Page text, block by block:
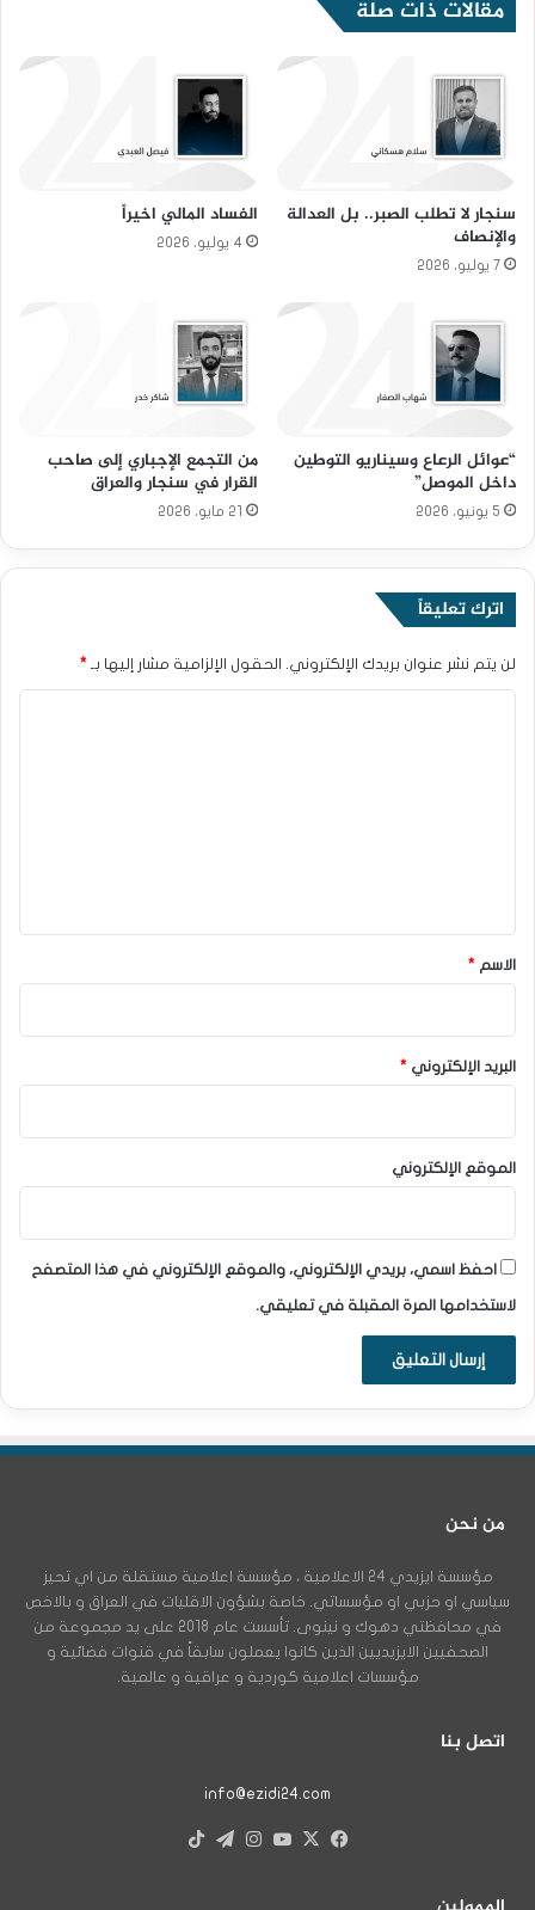
مقالات ذات صلة
سنجار لا تطلب الصبر.. بل العدالة
والإنصاف
7 يوليو، 2026
الفساد المالي اخيراً
4 يوليو، 2026
“عوائل الرعاع وسيناريو التوطين
داخل الموصل”
5 يونيو، 2026
من التجمع الإجباري إلى صاحب
القرار في سنجار والعراق
21 مايو، 2026
اترك تعليقاً
لن يتم نشر عنوان بريدك الإلكتروني. الحقول الإلزامية مشار إليها بـ *
*الاسم *
البريد الإلكتروني *
الموقع الإلكتروني
احفظ اسمي، بريدي الإلكتروني، والموقع الإلكتروني في هذا المتصفح
لاستخدامها المرة المقبلة في تعليقي.
من نحن
مؤسسة ايزيدي 24 الاعلامية ، مؤسسة اعلامية مستقلة من اي تحيز
سياسي او حزبي او مؤسساتي. خاصة بشؤون الاقليات في العراق و بالاخص
في محافظتي دهوك و نينوى. تأسست عام 2018 على يد مجموعة من
الصحفيين الايزيديين الذين كانوا يعملون سابقاً في قنوات فضائية و
مؤسسات اعلامية كوردية و عراقية و عالمية.
اتصل بنا
info@ezidi24.com
فيسبوك
X يوتيوبانستقرام
تيلقرام